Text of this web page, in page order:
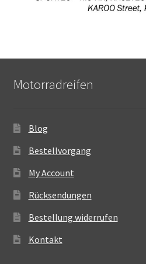
Motorradreifen
Blog
Bestellvorgang
My Account
Rücksendungen
Bestellung widerrufen
Kontakt